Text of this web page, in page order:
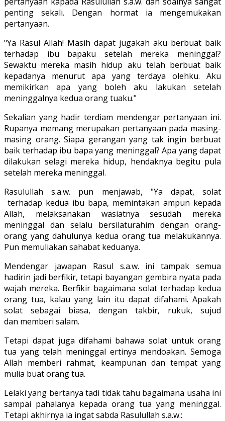
penting sekali. Dengan hormat ia mengemukakan
pertanyaan.
"Ya Rasul Allah! Masih dapat jugakah aku berbuat baik
terhadap ibu bapaku setelah mereka meninggal?
Sewaktu mereka masih hidup aku telah berbuat baik
kepadanya menurut apa yang terdaya olehku. Aku
memikirkan apa yang boleh aku lakukan setelah
meninggalnya kedua orang tuaku."
Sekalian yang hadir terdiam mendengar pertanyaan ini.
Rupanya memang merupakan pertanyaan pada masing-
masing orang. Siapa gerangan yang tak ingin berbuat
baik terhadap ibu bapa yang meninggal? Apa yang dapat
dilakukan selagi mereka hidup, hendaknya begitu pula
setelah mereka meninggal.
Rasulullah s.a.w. pun menjawab, "Ya dapat, solat
terhadap kedua ibu bapa, memintakan ampun kepada
Allah, melaksanakan wasiatnya sesudah mereka
meninggal dan selalu bersilaturahim dengan orang-
orang yang dahulunya kedua orang tua melakukannya.
Pun memuliakan sahabat keduanya.
Mendengar jawapan Rasul s.a.w. ini tampak semua
hadirin jadi berfikir, tetapi bayangan gembira nyata pada
wajah mereka. Berfikir bagaimana solat terhadap kedua
orang tua, kalau yang lain itu dapat difahami. Apakah
solat sebagai biasa, dengan takbir, rukuk, sujud
dan memberi salam.
Tetapi dapat juga difahami bahawa solat untuk orang
tua yang telah meninggal ertinya mendoakan. Semoga
Allah memberi rahmat, keampunan dan tempat yang
mulia buat orang tua.
Lelaki yang bertanya tadi tidak tahu bagaimana usaha ini
sampai pahalanya kepada orang tua yang meninggal.
Tetapi akhirnya ia ingat sabda Rasulullah s.a.w.: